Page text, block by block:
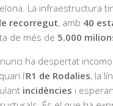
La infraestructura
recorregut, amb 40
de més de 5.000
ha despertat
l’R1 de Rodalies, la
incidències i